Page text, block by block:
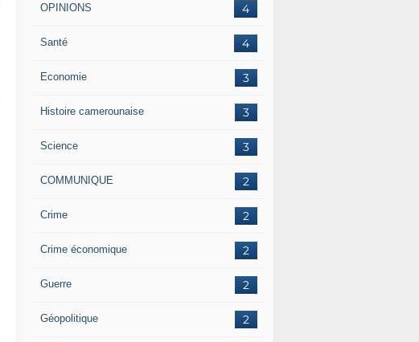
4
OPINIONS
4
Santé
3
Economie
3
Histoire camerounaise
3
Science
2
COMMUNIQUE
2
Crime
2
Crime économique
2
Guerre
2
Géopolitique